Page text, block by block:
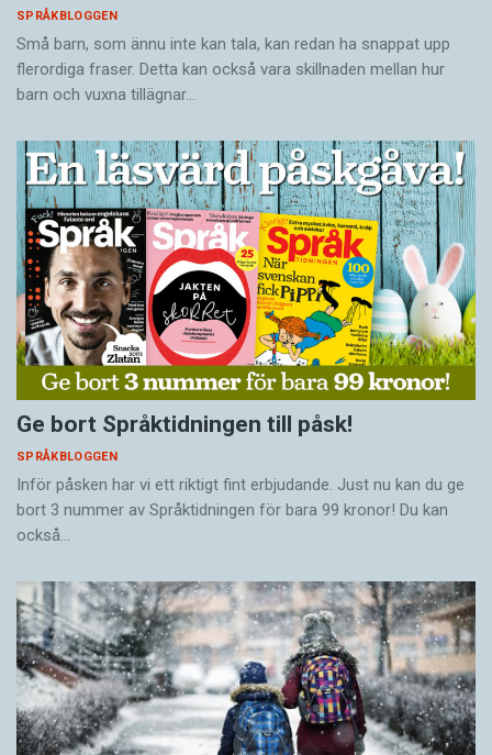
SPRÅKBLOGGEN
Små barn, som ännu inte kan tala, kan redan ha snappat upp
flerordiga fraser. Detta kan också vara skillnaden mellan hur
barn och vuxna tillägnar…
Ge bort Språktidningen till påsk!
SPRÅKBLOGGEN
Inför påsken har vi ett riktigt fint erbjudande. Just nu kan du ge
bort 3 nummer av Språktidningen för bara 99 kronor! Du kan
också…